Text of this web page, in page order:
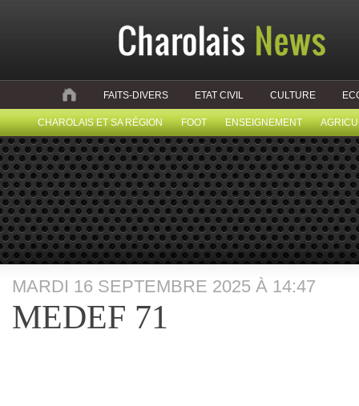
FAITS-DIVERS ETAT CIVIL CULTURE
CHAROLAIS ET SA RÉGION FOOT ENSEIGNEMENT
MARDI 16 SEPTEMBRE 2025 À 14:47
MEDEF 71